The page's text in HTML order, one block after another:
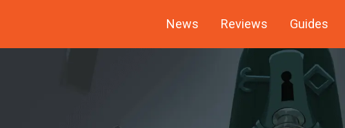
News Reviews Guides